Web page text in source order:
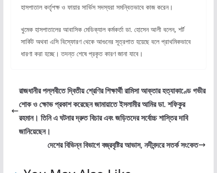
হাসপাতাল কর্তৃপক্ষ ও ফায়ার সার্ভিস সদস্যরা সমন্বিতভাবে কাজ করেন।
খুমেক হাসপাতালের আবাসিক মেডিক্যাল কর্মকর্তা ডা. হোসেন আলী বলেন, শর্ট
সার্কিট অথবা এসি বিস্ফোরণ থেকে আগুনের সূত্রপাত হয়েছে বলে প্রাথমিকভাবে
ধারণা করা হচ্ছে। তদন্ত শেষে প্রকৃত কারণ জানা যাবে।
রাজধানীর পল্লবীতে দ্বিতীয় শ্রেণির শিক্ষার্থী রামিসা আক্তার হত্যাকাণ্ডে গভীর
শোক ও ক্ষোভ প্রকাশ করেছেন জামায়াতে ইসলামীর আমির ডা. শফিকুর
রহমান। তিনি এ ঘটনার দ্রুত বিচার এবং জড়িতদের সর্বোচ্চ শাস্তির দাবি
জানিয়েছেন।
দেশের বিভিন্ন বিভাগে বজ্রবৃষ্টির আভাস, নদীবন্দরে সতর্ক সংকেত